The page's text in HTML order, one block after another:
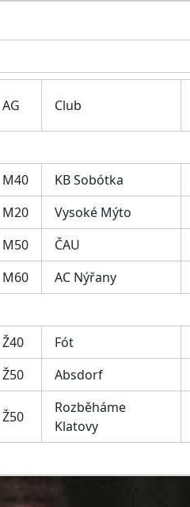
AG Club
M40 KB Sobótka
M20 Vysoké Mýto
M50 ČAU
M60 AC Nýřany
Ž40 Fót
Ž50 Absdorf
Ž50
Rozběháme
Klatovy